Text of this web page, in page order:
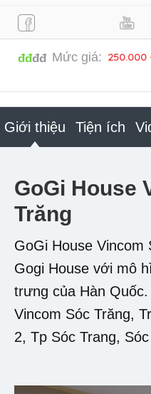
đđđđ Mức giá: 250.000
Giới thiệu Tiện ích
GoGi House
Trăng
GoGi House Vincom
Gogi House với mô
trưng của Hàn
Vincom Sóc Trăng,
2, Tp Sóc Trang,